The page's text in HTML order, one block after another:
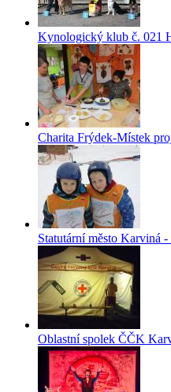
Kynologický klub č. 021
Charita Frýdek-Místek
Statutární město Karviná
Oblastní spolek ČČK